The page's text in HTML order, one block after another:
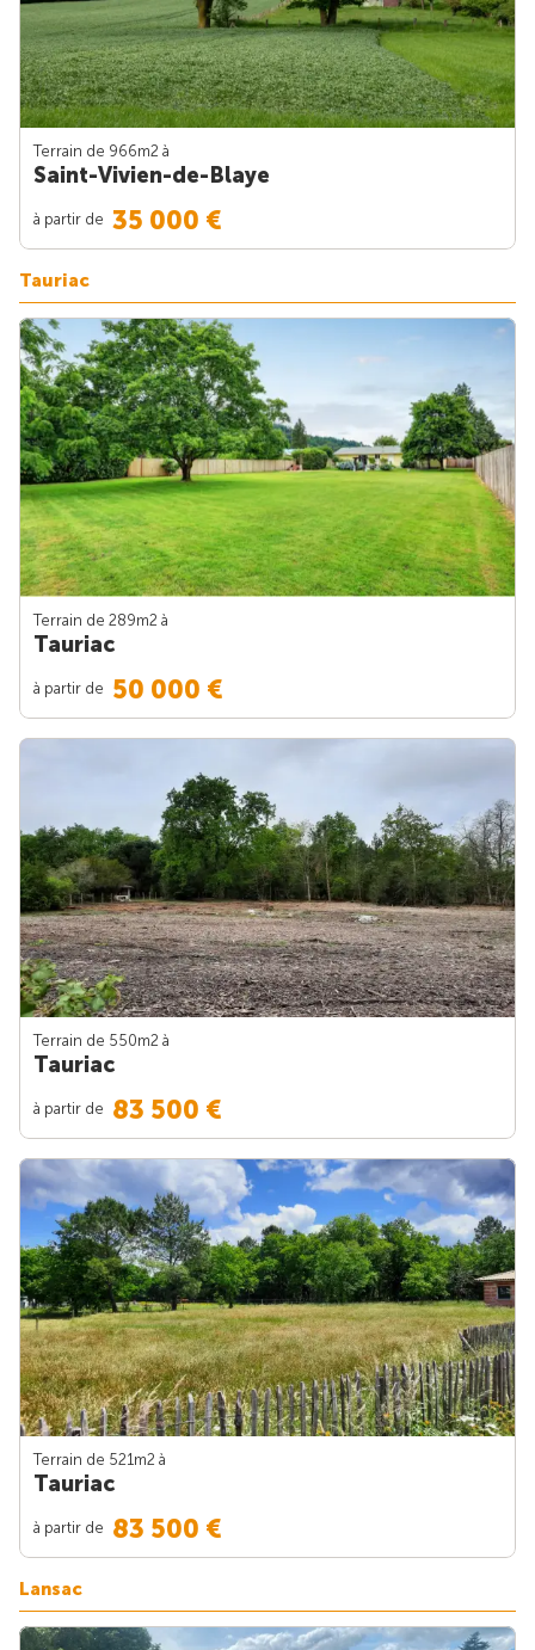
Terrain de 966m2 à
Saint-Vivien-de-Blaye
à partir de 35 000 €
Tauriac
Terrain de 289m2 à
Tauriac
à partir de 50 000 €
Terrain de 550m2 à
Tauriac
à partir de 83 500 €
Terrain de 521m2 à
Tauriac
à partir de 83 500 €
Lansac